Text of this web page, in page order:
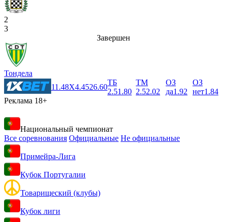
2
3
Завершен
Тондела
11.48X4.4526.60
ТБ
2.51.80
ТМ
2.52.02
ОЗ
да1.92
ОЗ
нет1.84
Реклама 18+
Национальный чемпионат
Все соревнования Официальные Не официальные
Примейра-Лига
Кубок Португалии
Товарищеский (клубы)
Кубок лиги